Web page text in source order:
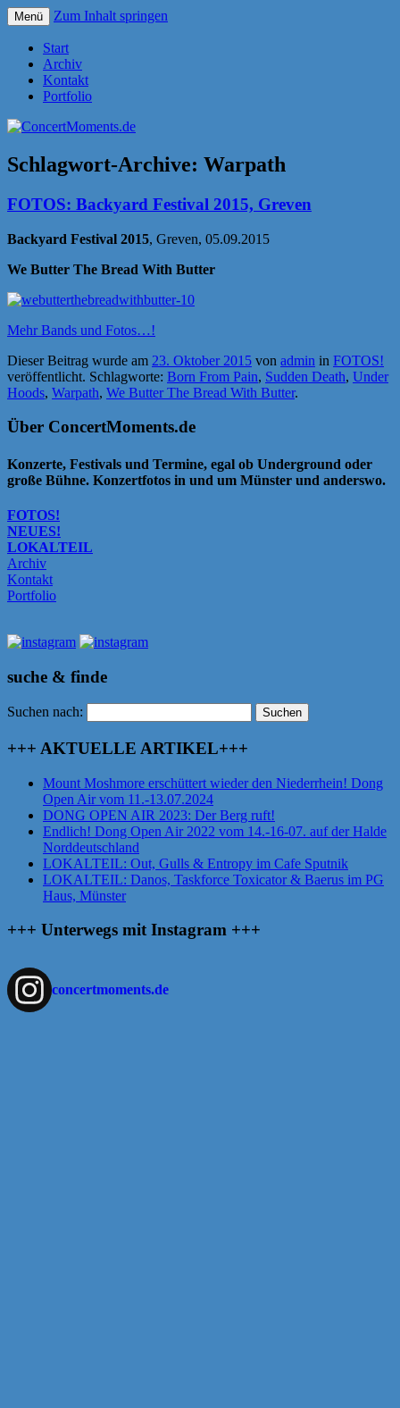
ConcertMoments.de
Menü Zum Inhalt springen
Start
Archiv
Kontakt
Portfolio
Schlagwort-Archive: Warpath
FOTOS: Backyard Festival 2015, Greven
Backyard Festival 2015, Greven, 05.09.2015
We Butter The Bread With Butter
Mehr Bands und Fotos…!
Dieser Beitrag wurde am 23. Oktober 2015 von admin in FOTOS!
veröffentlicht. Schlagworte: Born From Pain, Sudden Death, Under
Hoods, Warpath, We Butter The Bread With Butter.
Über ConcertMoments.de
Konzerte, Festivals und Termine, egal ob Underground oder
große Bühne. Konzertfotos in und um Münster und anderswo.
FOTOS!
NEUES!
LOKALTEIL
Archiv
Kontakt
Portfolio
suche & finde
Suchen nach:
+++ AKTUELLE ARTIKEL+++
Mount Moshmore erschüttert wieder den Niederrhein! Dong
Open Air vom 11.-13.07.2024
DONG OPEN AIR 2023: Der Berg ruft!
Endlich! Dong Open Air 2022 vom 14.-16-07. auf der Halde
Norddeutschland
LOKALTEIL: Out, Gulls & Entropy im Cafe Sputnik
LOKALTEIL: Danos, Taskforce Toxicator & Baerus im PG
Haus, Münster
+++ Unterwegs mit Instagram +++
concertmoments.de